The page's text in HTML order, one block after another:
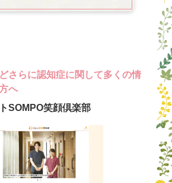
さらに認知症に関して多くの情
へ
SOMPO笑顔倶楽部